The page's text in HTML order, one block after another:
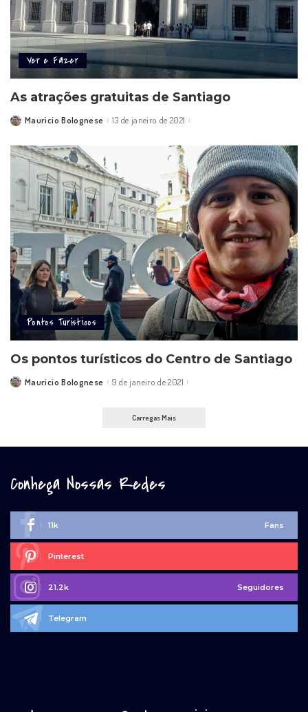
Ver e Fazer
As atrações gratuitas de Santiago
PostedMauricio Bolognese 13 de janeiro de 2021
Pontos Turísticos
Os pontos turísticos do Centro de Santiago
PostedMauricio Bolognese 9 de janeiro de 2021
Carregas Mais
Conheça Nossas Redes
11k Fans
Pinterest
21.2k Seguidores
Telegram